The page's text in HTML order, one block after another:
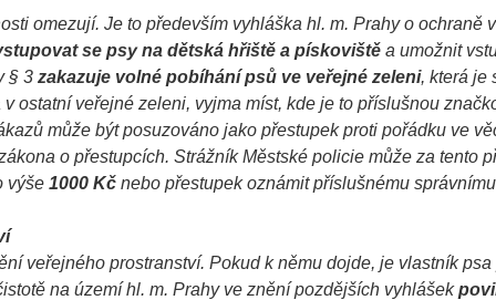
omezují. Je to především vyhláška hl. m. Prahy o ochraně
se psy na dětská hřiště a pískoviště a umožnit
§ 3 zakazuje volné pobíhání psů ve veřejné zeleni, která je
ostatní veřejné zeleni, vyjma míst, kde je to příslušnou
může být posuzováno jako přestupek proti pořádku ve
o přestupcích. Strážník Městské policie může za tento
výše 1000 Kč nebo přestupek oznámit příslušnému
veřejného prostranství. Pokud k němu dojde, je vlastník psa
na území hl. m. Prahy ve znění pozdějších vyhlášek